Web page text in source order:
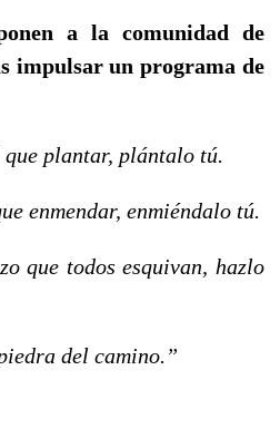
a la comunidad de
impulsar un programa de
plantar, plántalo tú.
enmendar, enmiéndalo tú.
que todos esquivan, hazlo
del camino.”